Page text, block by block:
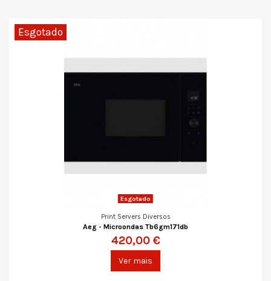
Esgotado
Esgotado
Print Servers Diversos
Aeg - Microondas Tb6gm171db
420,00 €
Ver mais